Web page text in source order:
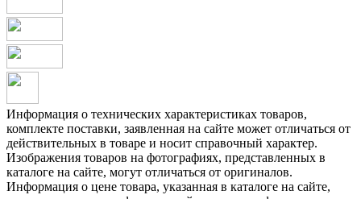
Информация о технических характеристиках товаров,
комплекте поставки, заявленная на сайте может отличаться от
действительных в товаре и носит справочный характер.
Изображения товаров на фотографиях, представленных в
каталоге на сайте, могут отличаться от оригиналов.
Информация о цене товара, указанная в каталоге на сайте,